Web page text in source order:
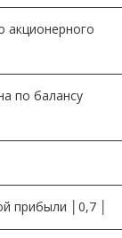
акционерного
по балансу
прибыли │0,7 │